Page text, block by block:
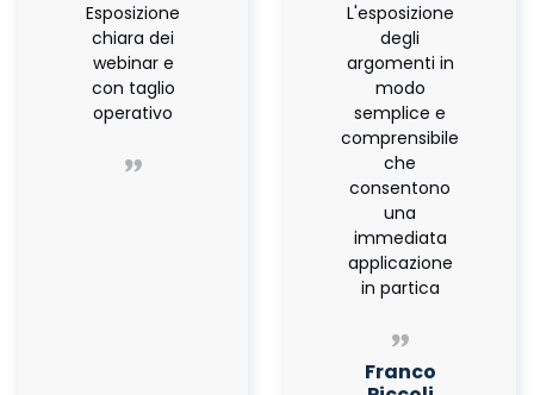
Esposizione
chiara dei
webinar e
con taglio
operativo
L'esposizione
degli
argomenti in
modo
semplice e
comprensibile
che
consentono
una
immediata
applicazione
in partica
Franco